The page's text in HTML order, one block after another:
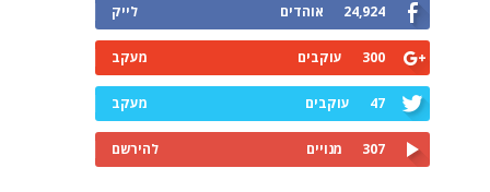
24,924 אוהדים לייק
300 עוקבים מעקב
47 עוקבים מעקב
307 מנויים להירשם